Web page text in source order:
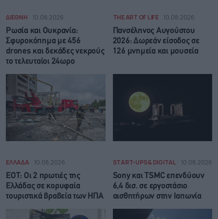
ΔΙΕΘΝΗ 10.08.2026
Ρωσία και Ουκρανία:
Σφυροκόπημα με 456
drones και δεκάδες νεκρούς
το τελευταίοι 24ωρο
THE ART OF LIFE 10.08.2026
Πανσέληνος Αυγούστου
2026: Δωρεάν είσοδος σε
126 μνημεία και μουσεία
ΕΛΛΑΔΑ 10.08.2026
ΕΟΤ: Οι 2 πρωτιές της
Ελλάδας σε κορυφαία
τουριστικά βραβεία των ΗΠΑ
START-UPS & DIGITAL 10.08.2026
Sony και TSMC επενδύουν
6,4 δισ. σε εργοστάσιο
αισθητήρων στην Ιαπωνία